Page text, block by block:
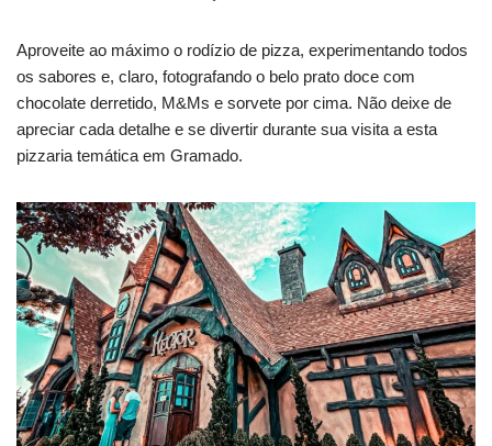
Aproveite ao máximo o rodízio de pizza, experimentando todos
os sabores e, claro, fotografando o belo prato doce com
chocolate derretido, M&Ms e sorvete por cima. Não deixe de
apreciar cada detalhe e se divertir durante sua visita a esta
pizzaria temática em Gramado.